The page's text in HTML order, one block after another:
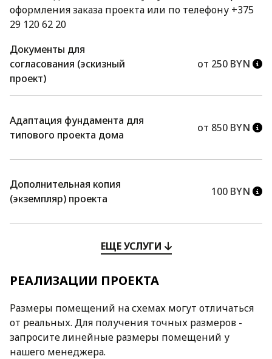
оформления заказа проекта или по телефону +375
29 120 62 20
Документы для
согласования (эскизный
проект)
от 250 BYN
Адаптация фундамента для
типового проекта дома
от 850 BYN
Дополнительная копия
(экземпляр) проекта
100 BYN
ЕЩЕ УСЛУГИ
РЕАЛИЗАЦИИ ПРОЕКТА
Размеры помещений на схемах могут отличаться
от реальных. Для получения точных размеров -
запросите линейные размеры помещений у
нашего менеджера.